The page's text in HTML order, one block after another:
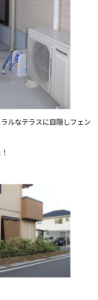
ルなテラスに目隠しフェン